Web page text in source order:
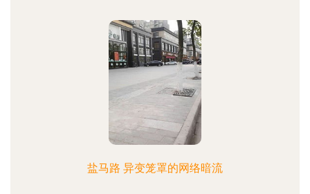
盐马路 异变笼罩的网络暗流